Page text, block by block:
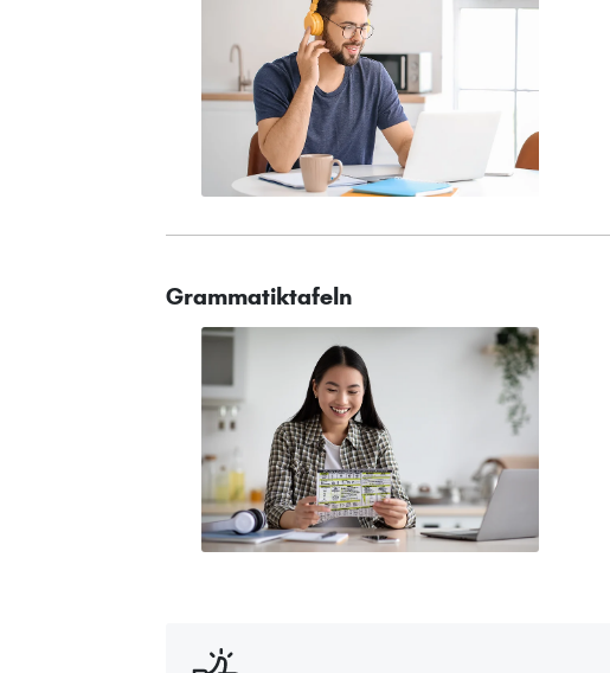
Grammatiktafeln